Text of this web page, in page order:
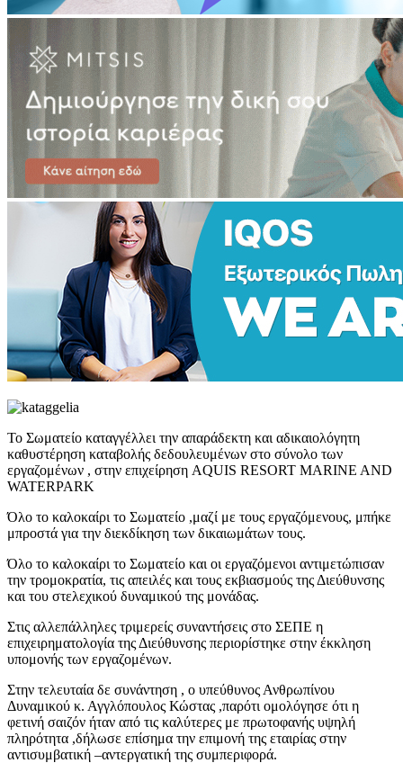
Το Σωματείο καταγγέλλει την απαράδεκτη και αδικαιολόγητη
καθυστέρηση καταβολής δεδουλευμένων στο σύνολο των
εργαζομένων , στην επιχείρηση AQUIS RESORT MARINE AND
WATERPARK
Όλο το καλοκαίρι το Σωματείο ,μαζί με τους εργαζόμενους, μπήκε
μπροστά για την διεκδίκηση των δικαιωμάτων τους.
Όλο το καλοκαίρι το Σωματείο και οι εργαζόμενοι αντιμετώπισαν
την τρομοκρατία, τις απειλές και τους εκβιασμούς της Διεύθυνσης
και του στελεχικού δυναμικού της μονάδας.
Στις αλλεπάλληλες τριμερείς συναντήσεις στο ΣΕΠΕ η
επιχειρηματολογία της Διεύθυνσης περιορίστηκε στην έκκληση
υπομονής των εργαζομένων.
Στην τελευταία δε συνάντηση , ο υπεύθυνος Ανθρωπίνου
Δυναμικού κ. Αγγλόπουλος Κώστας ,παρότι ομολόγησε ότι η
φετινή σαιζόν ήταν από τις καλύτερες με πρωτοφανής υψηλή
πληρότητα ,δήλωσε επίσημα την επιμονή της εταιρίας στην
αντισυμβατική –αντεργατική της συμπεριφορά.